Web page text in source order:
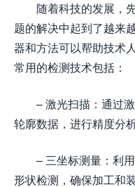
随着科技的发展，
题的解决中起到了越来
器和方法可以帮助技术
常用的检测技术包括：
– 激光扫描：通过
轮廓数据，进行精度分
– 三坐标测量：利
形状检测，确保加工和